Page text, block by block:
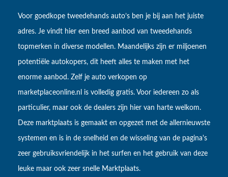
Voor goedkope tweedehands auto’s ben je bij aan het juiste
adres. Je vindt hier een breed aanbod van tweedehands
topmerken in diverse modellen. Maandelijks zijn er miljoenen
potentiële autokopers, dit heeft alles te maken met het
enorme aanbod. Zelf je auto verkopen op
marketplaceonline.nl is volledig gratis. Voor iedereen zo als
particulier, maar ook de dealers zijn hier van harte welkom.
Deze marktplaats is gemaakt en opgezet met de allernieuwste
systemen en is in de snelheid en de wisseling van de pagina's
zeer gebruiksvriendelijk in het surfen en het gebruik van deze
leuke maar ook zeer snelle Marktplaats.